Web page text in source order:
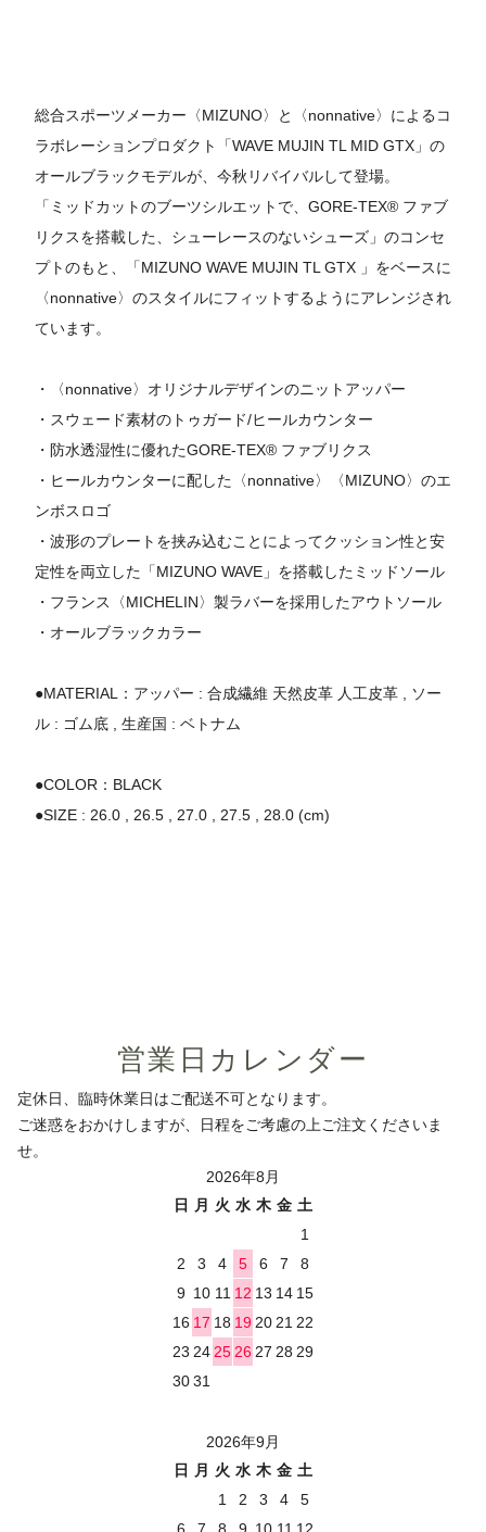
総合スポーツメーカー〈MIZUNO〉と〈nonnative〉によるコ
ラボレーションプロダクト「WAVE MUJIN TL MID GTX」の
オールブラックモデルが、今秋リバイバルして登場。
「ミッドカットのブーツシルエットで、GORE-TEX® ファブ
リクスを搭載した、シューレースのないシューズ」のコンセ
プトのもと、「MIZUNO WAVE MUJIN TL GTX 」をベースに
〈nonnative〉のスタイルにフィットするようにアレンジされ
ています。
・〈nonnative〉オリジナルデザインのニットアッパー
・スウェード素材のトゥガード/ヒールカウンター
・防水透湿性に優れたGORE-TEX® ファブリクス
・ヒールカウンターに配した〈nonnative〉〈MIZUNO〉のエ
ンボスロゴ
・波形のプレートを挟み込むことによってクッション性と安
定性を両立した「MIZUNO WAVE」を搭載したミッドソール
・フランス〈MICHELIN〉製ラバーを採用したアウトソール
・オールブラックカラー
●MATERIAL：アッパー : 合成繊維 天然皮革 人工皮革 , ソー
ル : ゴム底 , 生産国 : ベトナム
●COLOR：BLACK
●SIZE : 26.0 , 26.5 , 27.0 , 27.5 , 28.0 (cm)
営業日カレンダー
定休日、臨時休業日はご配送不可となります。
ご迷惑をおかけしますが、日程をご考慮の上ご注文くださいま
せ。
2026年8月
日
月 火 水 木 金 土
1
2
3 4 5 6 7
8
9 10 11 12 13 14 15
16 17 18 19 20 21 22
23 24 25 26 27 28 29
3031
2026年9月
日
月 火 水 木 金 土
1
2 3 4
5
6
7 8 9 10 11 12